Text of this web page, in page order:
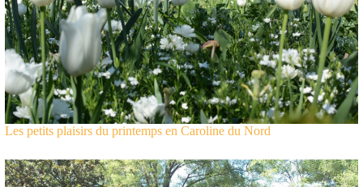
Les petits plaisirs du printemps en Caroline du Nord